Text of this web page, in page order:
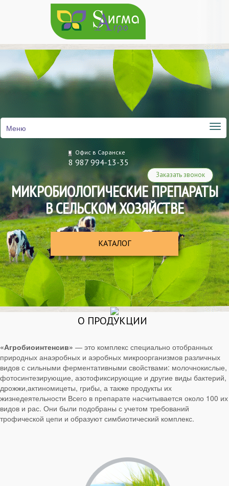
Меню
Офис в Саранске
8 987 994-13-35
Заказать звонок
МИКРОБИОЛОГИЧЕСКИЕ ПРЕПАРАТЫ
В СЕЛЬСКОМ ХОЗЯЙСТВЕ
КАТАЛОГ
О ПРОДУКЦИИ
«Агробиоинтенсив» — это комплекс специально отобранных
природных анаэробных и аэробных микроорганизмов различных
видов с сильными ферментативными свойствами: молочнокислые,
фотосинтезирующие, азотофиксирующие и другие виды бактерий,
дрожжи,актиномицеты, грибы, а также продукты их
жизнедеятельности Всего в препарате насчитывается около 100 их
видов и рас. Они были подобраны с учетом требований
трофической цепи и образуют симбиотический комплекс.